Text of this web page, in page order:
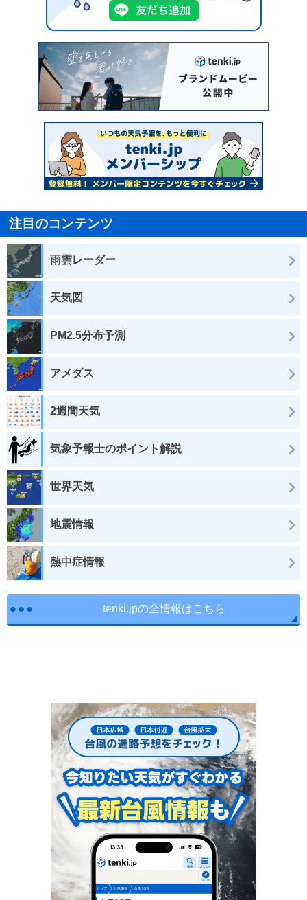
注目のコンテンツ
雨雲レーダー
天気図
PM2.5分布予測
アメダス
2週間天気
気象予報士のポイント解説
世界天気
地震情報
熱中症情報
tenki.jpの全情報はこちら